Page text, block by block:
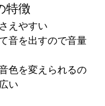
特徴
えやすい
音を出すので音量
色を変えられるの
い